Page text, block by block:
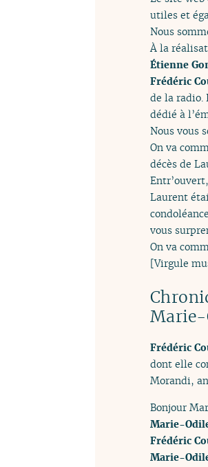
utiles et
Nous
À la
Étienne
Frédéric
de la radio.
dédié à
Nous vous
On va
décès de
Laurent
vous
On va
[Virgule
Frédéric
dont elle
Morandi,
Bonjour
Marie-
Frédéric
Marie-